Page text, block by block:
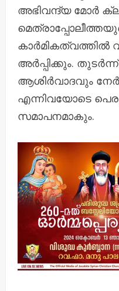
അഭിവന്ദ്യ മോർ
കാർമികത്വത്തിൽ
അർപ്പിക്കും.
ആശിർവാദവും
എന്നിവയോടെ
സമാപനമാകും.